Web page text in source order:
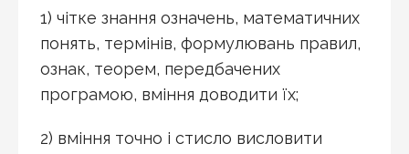
1) чітке знання означень, математичних
понять, термінів, формулювань правил,
ознак, теорем, передбачених
програмою, вміння доводити їх;
2) вміння точно і стисло висловити